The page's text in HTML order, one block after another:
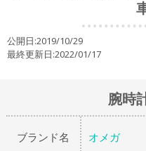
公開日:2019/10/29
最終更新日:2022/01/17
腕時
ブランド名 オメガ